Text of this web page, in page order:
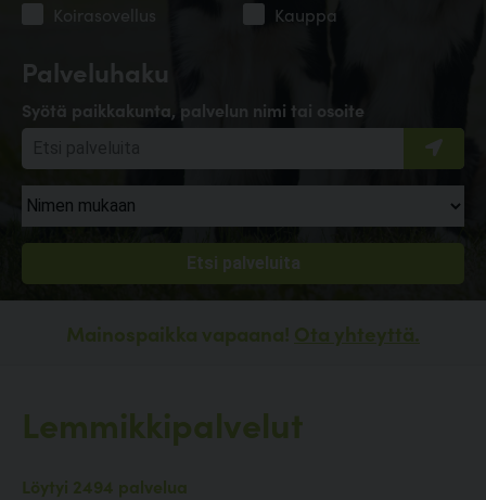
Palveluhaku
Syötä paikkakunta, palvelun nimi tai osoite
Koirasovellus
Kauppa
Mainospaikka vapaana! Ota yhteyttä.
Lemmikkipalvelut
Löytyi 2494 palvelua